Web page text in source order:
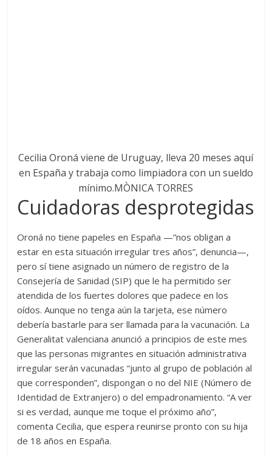
Cecilia Oroná viene de Uruguay, lleva 20 meses aquí
en España y trabaja como limpiadora con un sueldo
mínimo.MÒNICA TORRES
Cuidadoras desprotegidas
Oroná no tiene papeles en España —”nos obligan a
estar en esta situación irregular tres años”, denuncia—,
pero sí tiene asignado un número de registro de la
Consejería de Sanidad (SIP) que le ha permitido ser
atendida de los fuertes dolores que padece en los
oídos. Aunque no tenga aún la tarjeta, ese número
debería bastarle para ser llamada para la vacunación. La
Generalitat valenciana anunció a principios de este mes
que las personas migrantes en situación administrativa
irregular serán vacunadas “junto al grupo de población al
que corresponden”, dispongan o no del NIE (Número de
Identidad de Extranjero) o del empadronamiento. “A ver
si es verdad, aunque me toque el próximo año”,
comenta Cecilia, que espera reunirse pronto con su hija
de 18 años en España.